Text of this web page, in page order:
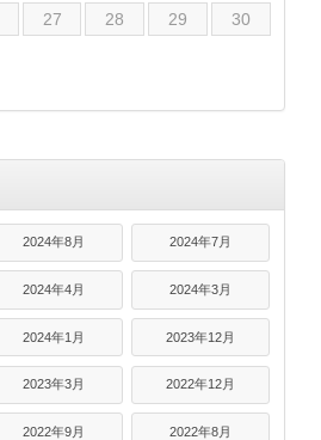
27 28 29
30
2024年8月 2024年7月
2024年4月 2024年3月
2024年1月 2023年12月
2023年3月 2022年12月
2022年9月 2022年8月